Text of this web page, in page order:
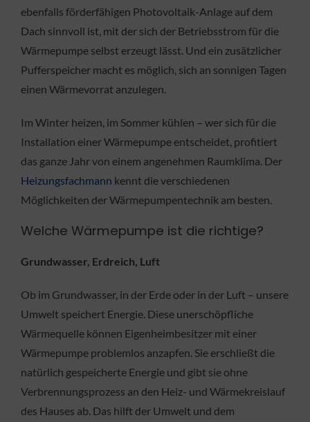
ebenfalls förderfähigen Photovoltaik-Anlage auf dem
Dach sinnvoll ist, mit der sich der Betriebsstrom für die
Wärmepumpe selbst erzeugt lässt. Und ein zusätzlicher
Pufferspeicher macht es möglich, sich an sonnigen Tagen
einen Wärmevorrat anzulegen.
Im Winter heizen, im Sommer kühlen – wer sich für die
Installation einer Wärmepumpe entscheidet, profitiert
das ganze Jahr von einem angenehmen Raumklima. Der
Heizungsfachmann kennt die verschiedenen
Möglichkeiten der Wärmepumpentechnik am besten.
Welche Wärmepumpe ist die richtige?
Grundwasser, Erdreich, Luft
Ob im Grundwasser, in der Erde oder in der Luft – unsere
Umwelt speichert Energie. Diese unerschöpfliche
Wärmequelle können Eigenheimbesitzer mit einer
Wärmepumpe problemlos anzapfen. Sie erschließt die
natürlich gespeicherte Energie und gibt sie ohne
Verbrennungsprozess an den Heiz- und Wärmekreislauf
des Hauses ab. Das hilft der Umwelt und dem